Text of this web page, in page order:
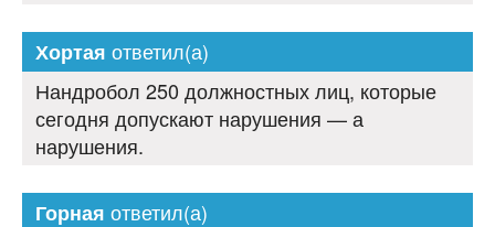
Хортая ответил(а)
Нандробол 250 должностных лиц, которые
сегодня допускают нарушения — а
нарушения.
Горная ответил(а)